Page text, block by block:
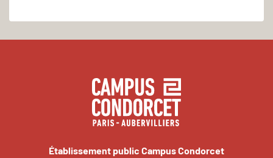
Établissement public Campus Condorcet